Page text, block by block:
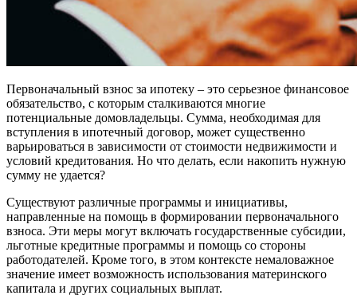
Первоначальный взнос за ипотеку – это серьезное финансовое
обязательство, с которым сталкиваются многие
потенциальные домовладельцы. Сумма, необходимая для
вступления в ипотечный договор, может существенно
варьироваться в зависимости от стоимости недвижимости и
условий кредитования. Но что делать, если накопить нужную
сумму не удается?
Существуют различные программы и инициативы,
направленные на помощь в формировании первоначального
взноса. Эти меры могут включать государственные субсидии,
льготные кредитные программы и помощь со стороны
работодателей. Кроме того, в этом контексте немаловажное
значение имеет возможность использования материнского
капитала и других социальных выплат.